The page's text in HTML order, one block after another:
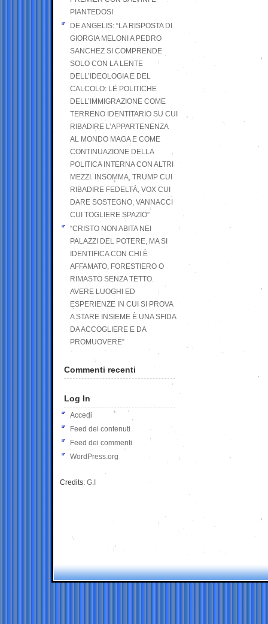
PIANTEDOSI
DE ANGELIS: “LA RISPOSTA DI
GIORGIA MELONI A PEDRO
SANCHEZ SI COMPRENDE
SOLO CON LA LENTE
DELL’IDEOLOGIA E DEL
CALCOLO: LE POLITICHE
DELL’IMMIGRAZIONE COME
TERRENO IDENTITARIO SU CUI
RIBADIRE L’APPARTENENZA
AL MONDO MAGA E COME
CONTINUAZIONE DELLA
POLITICA INTERNA CON ALTRI
MEZZI. INSOMMA, TRUMP CUI
RIBADIRE FEDELTÀ, VOX CUI
DARE SOSTEGNO, VANNACCI
CUI TOGLIERE SPAZIO”
“CRISTO NON ABITA NEI
PALAZZI DEL POTERE, MA SI
IDENTIFICA CON CHI È
AFFAMATO, FORESTIERO O
RIMASTO SENZA TETTO.
AVERE LUOGHI ED
ESPERIENZE IN CUI SI PROVA
A STARE INSIEME È UNA SFIDA
DA ACCOGLIERE E DA
PROMUOVERE”
Commenti recenti
Log In
Accedi
Feed dei contenuti
Feed dei commenti
WordPress.org
Credits: G.I